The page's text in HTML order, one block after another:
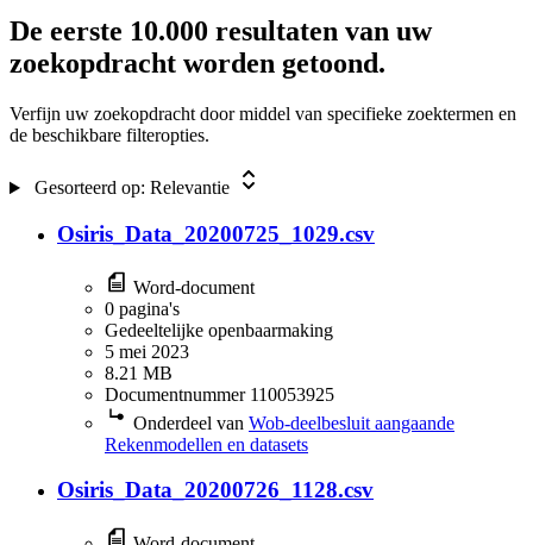
5.1.2b Economische of financiële belangen van de Staat
(2946)
buiten verzoek (2650)
benadeling (2467)
10.2a Internationale betrekkingen
5.1.2h De beveiliging van personen of bedrijven en het
voorkomen van sabotage (2220)
(1594)
5.1.2i Procespositie Staat (1088)
11.1 Persoonlijke beleidsopvattingen
10.2b Economische of financiële belangen van de Staat
10.1c Vertrouwelijk verstrekte bedrijfs- en
fabricagegegevens (487)
5.1.2i Eenheid kabinet (447)
5.1.2i Functionele emailadressen (367)
5.1.1d Bijzondere persoonsgegevens (320)
De eerste 10.000 resultaten van uw
zoekopdracht worden getoond.
Verfijn uw zoekopdracht door middel van specifieke zoektermen en
de beschikbare filteropties.
Gesorteerd op: Relevantie
Osiris_Data_20200725_1029.csv
Word-document
0 pagina's
Gedeeltelijke openbaarmaking
5 mei 2023
8.21 MB
Documentnummer 110053925
Onderdeel van Wob-deelbesluit aangaande
Rekenmodellen en datasets
Osiris_Data_20200726_1128.csv